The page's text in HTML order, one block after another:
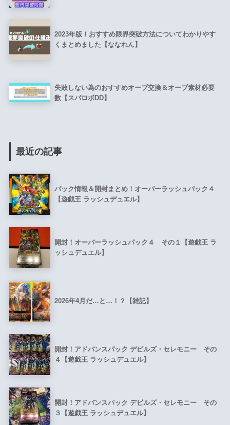
2023年版！おすすめ限界突破方法についてわかりやす
くまとめました【ななれん】
失敗しない為のおすすめオーブ交換＆オーブ素材必要
数【スパロボDD】
最近の記事
パック情報＆開封まとめ！オーバーラッシュパック４
【遊戯王 ラッシュデュエル】
開封！オーバーラッシュパック４ その１【遊戯王 ラ
ッシュデュエル】
2026年4月だ…と…！？【雑記】
開封！アドバンスパック デビルズ・セレモニー その
４【遊戯王 ラッシュデュエル】
開封！アドバンスパック デビルズ・セレモニー その
３【遊戯王 ラッシュデュエル】